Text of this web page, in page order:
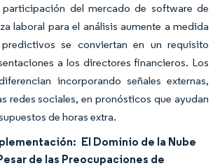
participación del mercado de software de
laboral para el análisis aumente a medida
se conviertan en un requisito
a los directores financieros. Los
incorporando señales externas,
redes sociales, en pronósticos que ayudan
de horas extra.
El Dominio de la Nube
de las Preocupaciones de